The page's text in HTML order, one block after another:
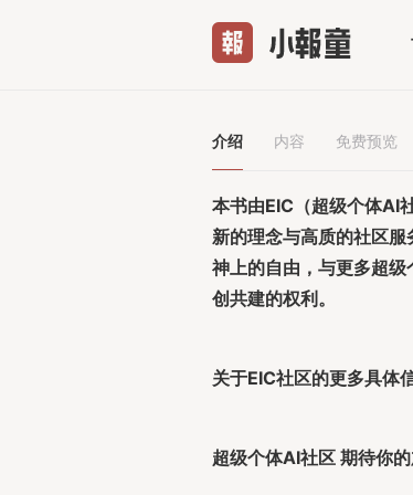
介绍 内容 免费预览
本书由EIC（超级个体AI
新的理念与高质的社区
神上的自由，与更多超
创共建的权利。
关于EIC社区的更多具体
超级个体AI社区 期待你的